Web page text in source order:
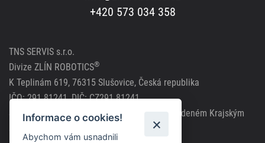
+420 573 034 358
TNS SERVIS s.r.o.
Divize ZLÍN ROBOTICS®
K Teplinám 619, 76315 Slušovice, Česká republika
IČO: 291 81241, DIČ: CZ291 81241
Společnost zapsána v obchodním rejstříku vedeném Krajským
soudem v Brně, spisová značka C63717
Informace o cookies!
Abychom vám usnadnili